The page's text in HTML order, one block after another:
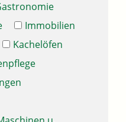
Immobilien
Kachelöfen